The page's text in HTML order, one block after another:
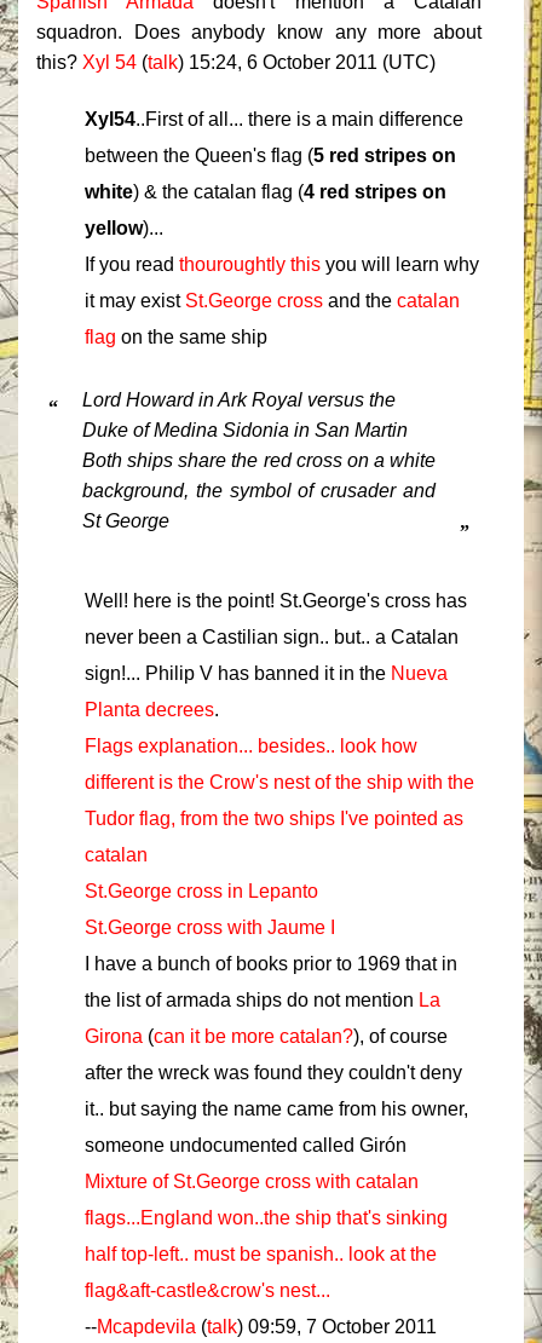
squadron. Does anybody know any more about
this? Xyl 54 (talk) 15:24, 6 October 2011 (UTC)
Xyl54..First of all... there is a main difference
between the Queen's flag (5 red stripes on
white) & the catalan flag (4 red stripes on
yellow)...
If you read thouroughtly this you will learn why
it may exist St.George cross and the catalan
flag on the same ship
“
Lord Howard in Ark Royal versus the
Duke of Medina Sidonia in San Martin
Both ships share the red cross on a white
background, the symbol of crusader and
St George
”
Well! here is the point! St.George's cross has
never been a Castilian sign.. but.. a Catalan
sign!... Philip V has banned it in the Nueva
Planta decrees.
Flags explanation... besides.. look how
different is the Crow's nest of the ship with the
Tudor flag, from the two ships I've pointed as
catalan
St.George cross in Lepanto
St.George cross with Jaume I
I have a bunch of books prior to 1969 that in
the list of armada ships do not mention La
Girona (can it be more catalan?), of course
after the wreck was found they couldn't deny
it.. but saying the name came from his owner,
someone undocumented called Girón
Mixture of St.George cross with catalan
flags...England won..the ship that's sinking
half top-left.. must be spanish.. look at the
flag&aft-castle&crow's nest...
--Mcapdevila (talk) 09:59, 7 October 2011